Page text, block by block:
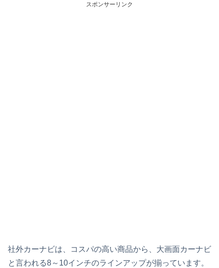
スポンサーリンク
社外カーナビは、コスパの高い商品から、大画面カーナビ
と言われる8～10インチのラインアップが揃っています。